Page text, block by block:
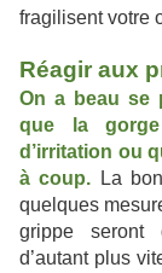
fragilisent votre
Réagir aux
On a beau se
que la
d’irritation ou
à coup.
La
quelques
grippe seront
d’autant plus